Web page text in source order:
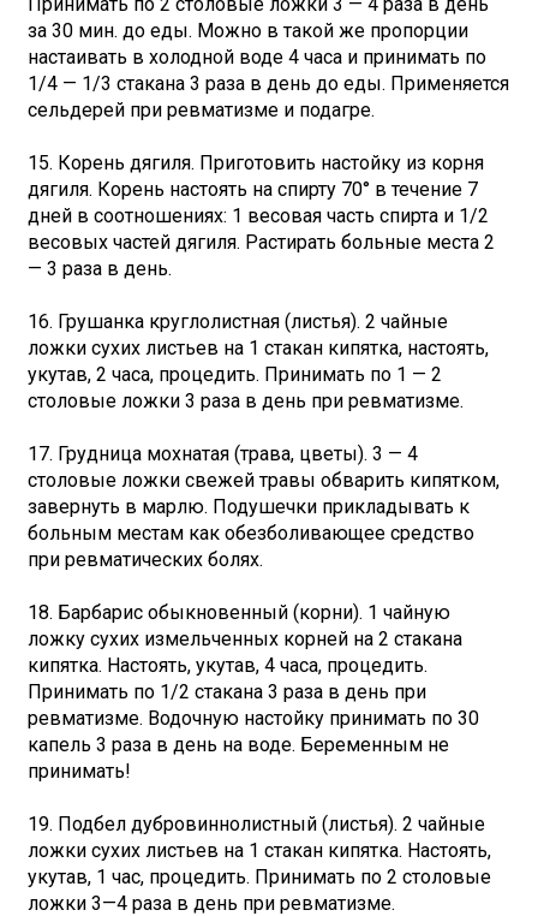
за 30 мин. до еды. Можно в такой же пропорции
настаивать в холодной воде 4 часа и принимать по
1/4 — 1/3 стакана 3 раза в день до еды. Применяется
сельдерей при ревматизме и подагре.
15. Корень дягиля. Приготовить настойку из корня
дягиля. Корень настоять на спирту 70° в течение 7
дней в соотношениях: 1 весовая часть спирта и 1/2
весовых частей дягиля. Растирать больные места 2
— 3 раза в день.
16. Грушанка круглолистная (листья). 2 чайные
ложки сухих листьев на 1 стакан кипятка, настоять,
укутав, 2 часа, процедить. Принимать по 1 — 2
столовые ложки 3 раза в день при ревматизме.
17. Грудница мохнатая (трава, цветы). 3 — 4
столовые ложки свежей травы обварить кипятком,
завернуть в марлю. Подушечки прикладывать к
больным местам как обезболивающее средство
при ревматических болях.
18. Барбарис обыкновенный (корни). 1 чайную
ложку сухих измельченных корней на 2 стакана
кипятка. Настоять, укутав, 4 часа, процедить.
Принимать по 1/2 стакана 3 раза в день при
ревматизме. Водочную настойку принимать по 30
капель 3 раза в день на воде. Беременным не
принимать!
19. Подбел дубровиннолистный (листья). 2 чайные
ложки сухих листьев на 1 стакан кипятка. Настоять,
укутав, 1 час, процедить. Принимать по 2 столовые
ложки 3—4 раза в день при ревматизме.